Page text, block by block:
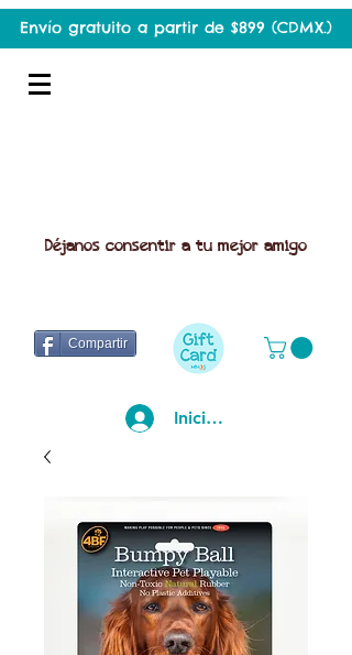
Envío gratuito a partir de $899 (CDMX.)
Déjanos consentir a tu mejor amigo
Compartir
Iniciar sesión